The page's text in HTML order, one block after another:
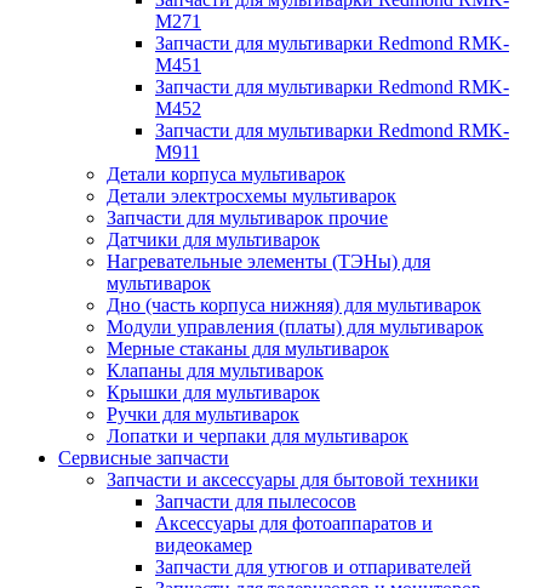
M271
Запчасти для мультиварки Redmond RMK-
M451
Запчасти для мультиварки Redmond RMK-
M452
Запчасти для мультиварки Redmond RMK-
M911
Детали корпуса мультиварок
Детали электросхемы мультиварок
Запчасти для мультиварок прочие
Датчики для мультиварок
Нагревательные элементы (ТЭНы) для
мультиварок
Дно (часть корпуса нижняя) для мультиварок
Модули управления (платы) для мультиварок
Мерные стаканы для мультиварок
Клапаны для мультиварок
Крышки для мультиварок
Ручки для мультиварок
Лопатки и черпаки для мультиварок
Сервисные запчасти
Запчасти и аксессуары для бытовой техники
Запчасти для пылесосов
Аксессуары для фотоаппаратов и
видеокамер
Запчасти для утюгов и отпаривателей